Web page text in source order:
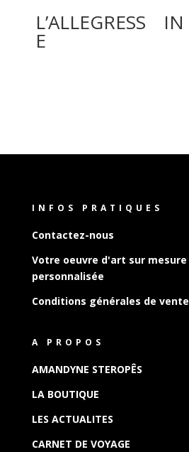
L’ALLEGRESS
E
IN
INFOS PRATIQUES
Contactez-nous
Votre oeuvre d'art sur mesure
personnalisée
Conditions générales de vente
A PROPOS
AMANDYNE STEROPÊS
LA BOUTIQUE
LES ACTUALITES
CARNET DE VOYAGE